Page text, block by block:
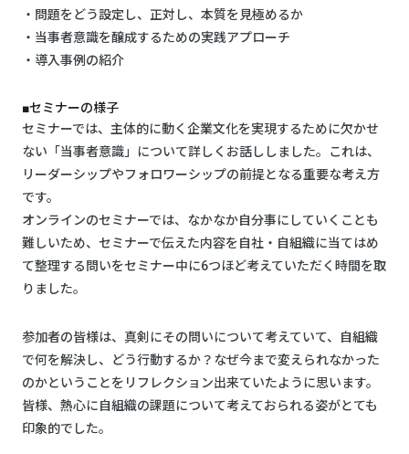
・問題をどう設定し、正対し、本質を見極めるか
・当事者意識を醸成するための実践アプローチ
・導入事例の紹介
■セミナーの様子
セミナーでは、主体的に動く企業文化を実現するために欠かせ
ない「当事者意識」について詳しくお話ししました。これは、
リーダーシップやフォロワーシップの前提となる重要な考え方
です。
オンラインのセミナーでは、なかなか自分事にしていくことも
難しいため、セミナーで伝えた内容を自社・自組織に当てはめ
て整理する問いをセミナー中に6つほど考えていただく時間を取
りました。
参加者の皆様は、真剣にその問いについて考えていて、自組織
で何を解決し、どう行動するか？なぜ今まで変えられなかった
のかということをリフレクション出来ていたように思います。
皆様、熱心に自組織の課題について考えておられる姿がとても
印象的でした。